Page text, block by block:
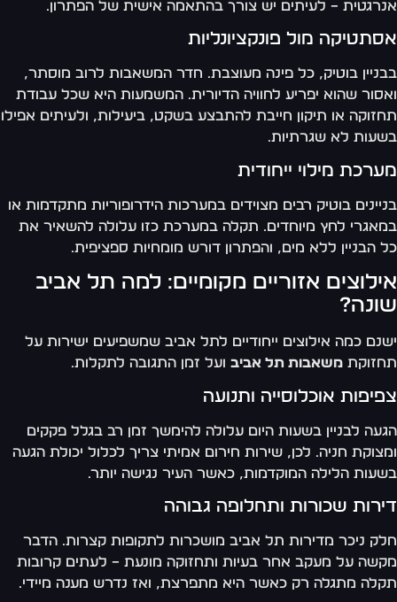
– לעיתים יש צורך בהתאמה אישית של הפתרון.
מול פונקציונליות
בוטיק, כל פינה מעוצבת. חדר המשאבות לרוב מוסתר,
שהוא יפריע לחוויה הדיורית. המשמעות היא שכל עבודת
או תיקון חייבת להתבצע בשקט, ביעילות, ולעיתים אפילו
לא שגרתיות.
מילוי ייחודית
בוטיק רבים מצוידים במערכות הידרופוריות מתקדמות או
לחץ מיוחדים. תקלה במערכת כזו עלולה להשאיר את
הבניין ללא מים, והפתרון דורש מומחיות ספציפית.
אזוריים מקומיים: למה תל אביב
כמה אילוצים ייחודיים לתל אביב שמשפיעים ישירות על
משאבות תל אביבועל זמן התגובה לתקלות.
אוכלוסייה ותנועה
לבניין בשעות היום עלולה להימשך זמן רב בגלל פקקים
חניה. לכן, שירות חירום אמיתי צריך לכלול יכולת הגעה
הלילה המוקדמות, כאשר העיר נגישה יותר.
שכורות ותחלופה גבוהה
ניכר מדירות תל אביב מושכרות לתקופות קצרות. הדבר
על מעקב אחר בעיות ותחזוקה מונעת – לעתים קרובות
מתגלה רק כאשר היא מתפרצת, ואז נדרש מענה מיידי.